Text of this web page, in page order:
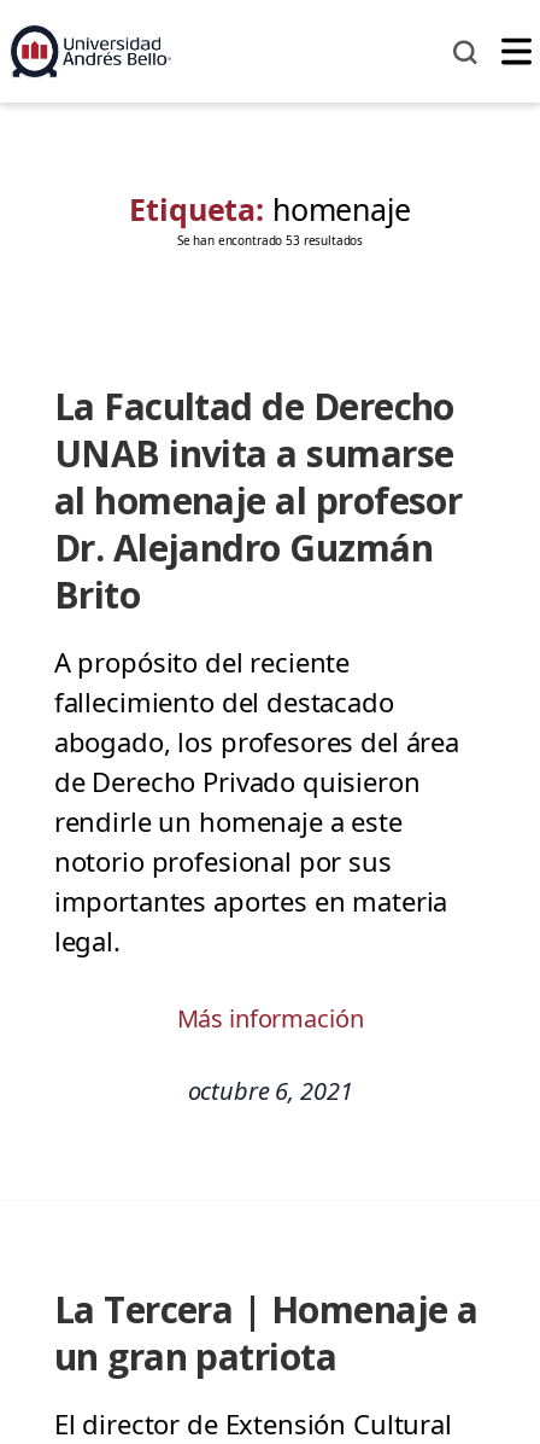
Etiqueta: homenaje
Se han encontrado 53 resultados
La Facultad de Derecho
UNAB invita a sumarse
al homenaje al profesor
Dr. Alejandro Guzmán
Brito
A propósito del reciente
fallecimiento del destacado
abogado, los profesores del área
de Derecho Privado quisieron
rendirle un homenaje a este
notorio profesional por sus
importantes aportes en materia
legal.
Más información
octubre 6, 2021
La Tercera | Homenaje a
un gran patriota
El director de Extensión Cultural